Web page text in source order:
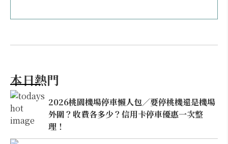
本日熱門
2026桃園機場停車懶人包／要停桃機還是機場
外圍？收費各多少？信用卡停車優惠一次整
理！